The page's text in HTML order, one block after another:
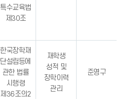
특수교육법
제30조
한국장학재
단설립등에
관한 법률
시행령
제36조의2
재학생
성적 및
장학이력
관리
준영구